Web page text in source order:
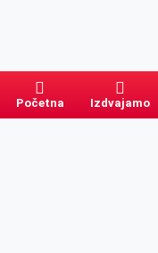
Početna Izdvajamo